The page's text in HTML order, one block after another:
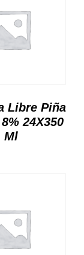
Libre Piña
24X350
Ml